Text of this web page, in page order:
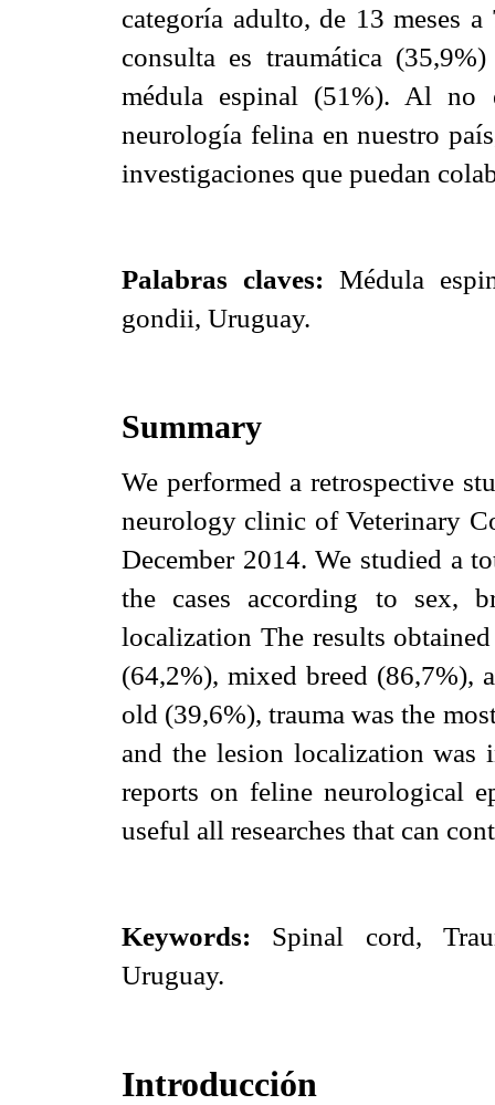
categoría adulto, de 13 meses
consulta es traumática
médula espinal (51%). Al no
neurología felina en nuestro
investigaciones que puedan
Palabras claves: Médula
gondii, Uruguay.
Summary
We performed a retrospective
neurology clinic of Veterinary
December 2014. We studied a
the cases according to sex,
localization The results
(64,2%), mixed breed (86,7%),
old (39,6%), trauma was the
and the lesion localization was
reports on feline neurological
useful all researches that can
Keywords: Spinal cord,
Uruguay.
Introducción